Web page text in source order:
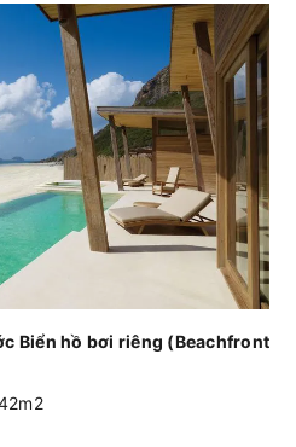
Biển hồ bơi riêng (Beachfront